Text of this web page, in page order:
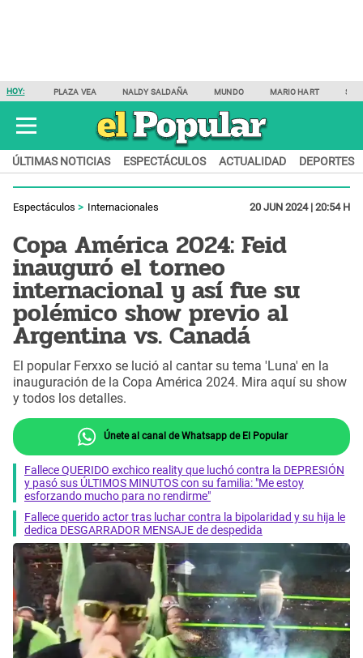
HOY: PLAZA VEA NALDY SALDAÑA MUNDO MARIO HART
ÚLTIMAS NOTICIAS ESPECTÁCULOS ACTUALIDAD DEPORTES
Espectáculos Internacionales 20 JUN 2024 | 20:54 H
Copa América 2024: Feid
inauguró el torneo
internacional y así fue su
polémico show previo al
Argentina vs. Canadá
El popular Ferxxo se lució al cantar su tema 'Luna' en la
inauguración de la Copa América 2024. Mira aquí su show
y todos los detalles.
Únete al canal de Whatsapp de El Popular
Fallece QUERIDO exchico reality que luchó contra la DEPRESIÓN
y pasó sus ÚLTIMOS MINUTOS con su familia: "Me estoy
esforzando mucho para no rendirme"
Fallece querido actor tras luchar contra la bipolaridad y su hija le
dedica DESGARRADOR MENSAJE de despedida